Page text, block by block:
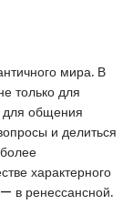
мира. В
только для
для общения
и делиться
характерного
в ренессансной.